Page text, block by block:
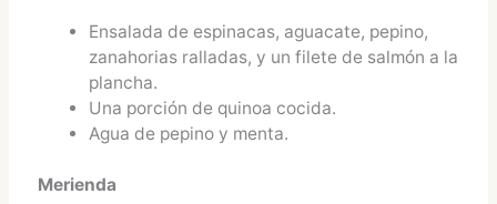
Ensalada de espinacas, aguacate, pepino,
zanahorias ralladas, y un filete de salmón a la
plancha.
Una porción de quinoa cocida.
Agua de pepino y menta.
Merienda